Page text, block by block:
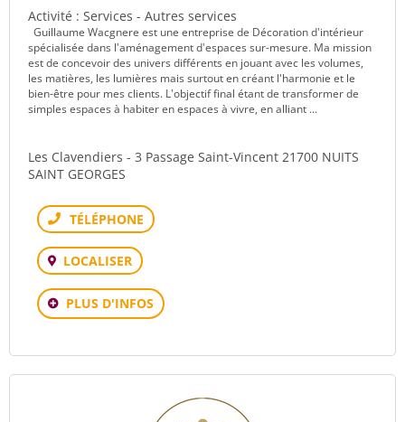
Activité : Services - Autres services
Guillaume Wacgnere est une entreprise de Décoration d'intérieur
spécialisée dans l'aménagement d'espaces sur-mesure. Ma mission
est de concevoir des univers différents en jouant avec les volumes,
les matières, les lumières mais surtout en créant l'harmonie et le
bien-être pour mes clients. L'objectif final étant de transformer de
simples espaces à habiter en espaces à vivre, en alliant ...
Les Clavendiers - 3 Passage Saint-Vincent 21700 NUITS
SAINT GEORGES
Téléphone
LOCALISER
PLUS D'INFOS